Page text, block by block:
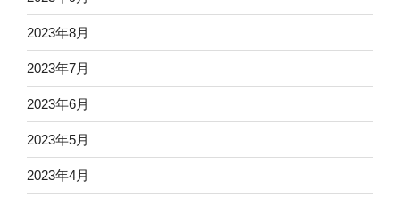
2023年8月
2023年7月
2023年6月
2023年5月
2023年4月